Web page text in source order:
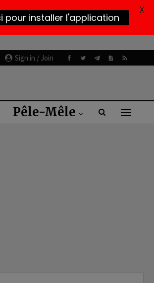
Sign in / Join
Pêle-Mêle
pour installer l'application
X